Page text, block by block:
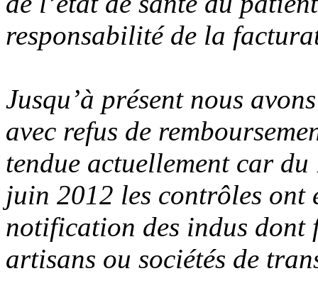
responsabilité de la
Jusqu’à présent nous
avec refus de
tendue actuellement car
juin 2012 les contrôles ont
notification des indus dont
artisans ou sociétés de